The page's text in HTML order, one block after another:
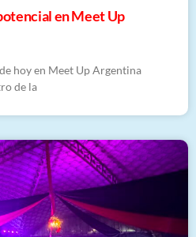
en Meet Up
hoy en Meet Up Argentina
de la